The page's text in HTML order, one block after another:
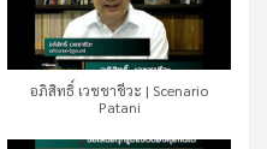
อภิสิทธิ์ เวชชาชีวะ | Scenario
Patani